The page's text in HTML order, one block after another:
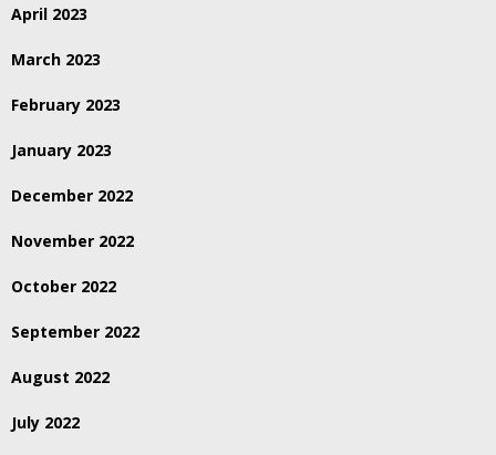
April 2023
March 2023
February 2023
January 2023
December 2022
November 2022
October 2022
September 2022
August 2022
July 2022